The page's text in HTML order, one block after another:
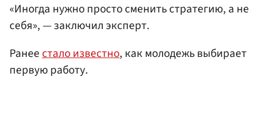
«Иногда нужно просто сменить стратегию, а не
себя», — заключил эксперт.
Ранеестало известно, как молодежь выбирает
первую работу.